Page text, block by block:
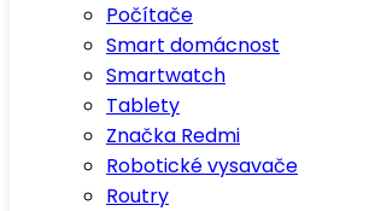
Počítače
Smart domácnost
Smartwatch
Tablety
Značka Redmi
Robotické vysavače
Routry